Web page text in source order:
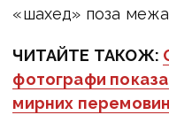
«шахед» поза
ЧИТАЙТЕ ТАКОЖ:
фотографи
мирних перемовин